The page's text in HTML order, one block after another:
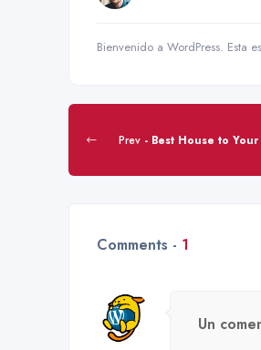
Bienvenido a WordPress. Esta
Prev - Best House to Your
Comments - 1
Un